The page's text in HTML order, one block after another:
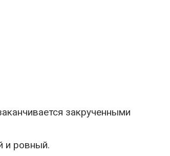
закрученными
и ровный.